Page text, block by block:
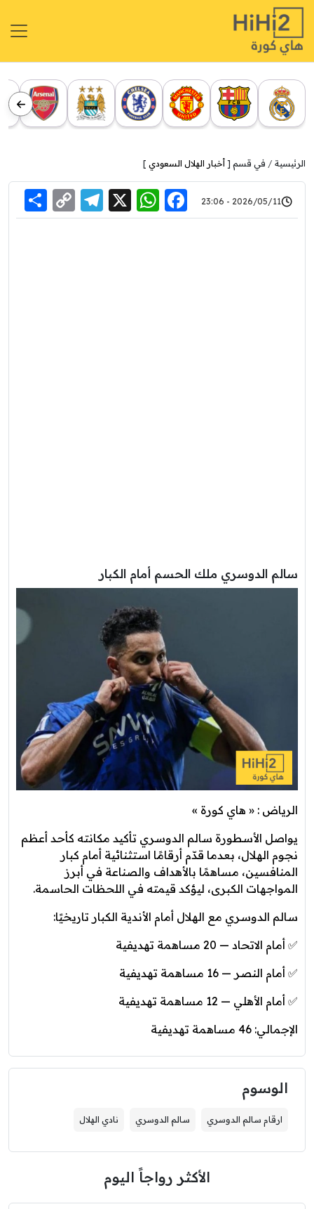
الرئيسية في قسم [ أخبار الهلال السعودي ]
2026/05/11 - 23:06
Facebook
WhatsApp
X
Link
سالم الدوسري ملك الحسم أمام الكبار
الرياض : « هاي كورة »
يواصل الأسطورة سالم الدوسري تأكيد مكانته كأحد أعظم
نجوم الهلال، بعدما قدّم أرقامًا استثنائية أمام كبار
المنافسين، مساهمًا بالأهداف والصناعة في أبرز
المواجهات الكبرى، ليؤكد قيمته في اللحظات الحاسمة.
سالم الدوسري مع الهلال أمام الأندية الكبار تاريخيًا:
✅ أمام الاتحاد — 20 مساهمة تهديفية
✅ أمام النصر — 16 مساهمة تهديفية
✅ أمام الأهلي — 12 مساهمة تهديفية
الإجمالي: 46 مساهمة تهديفية
الوسوم
ارقام سالم الدوسري سالم الدوسري نادي الهلال
الأكثر رواجاً اليوم